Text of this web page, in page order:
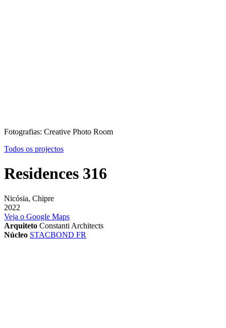
Fotografias: Creative Photo Room
Todos os projectos
Residences 316
Nicósia, Chipre
2022
Veja o Google Maps
Arquiteto Constanti Architects
Núcleo STACBOND FR